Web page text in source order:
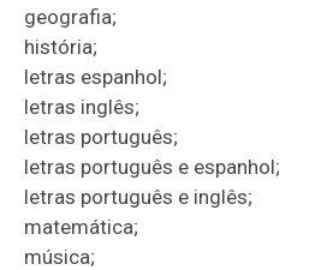
geografia;
história;
letras espanhol;
letras inglês;
letras português;
letras português e espanhol;
letras português e inglês;
matemática;
música;